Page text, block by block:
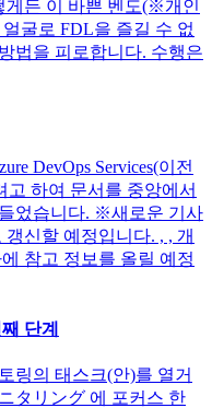
게든 이 바쁜 벤도(※개인
굴로 FDL을 즐길 수 없
법을 피로합니다. 수행은
DevOps Services(이전
고 하여 문서를 중앙에서
었습니다. ※새로운 기사
신할 예정입니다. , , 개
참고 정보를 올릴 예정
단계
링의 태스크(안)를 열거
タリング 에 포커스 한